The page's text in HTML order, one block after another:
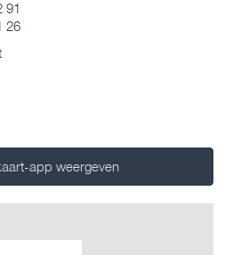
91
26
app weergeven